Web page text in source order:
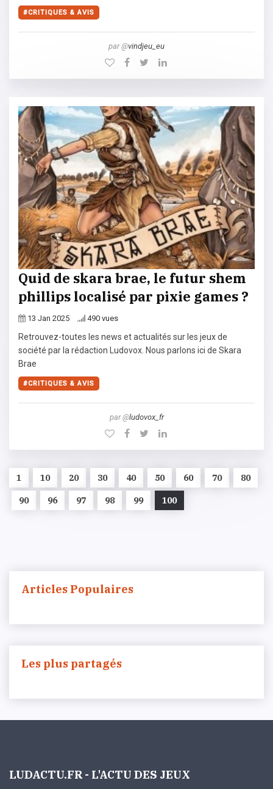
CRITIQUES & AVIS
par @vindjeu_eu
Quid de skara brae, le futur shem
phillips localisé par pixie games ?
13 Jan 2025 490 vues
Retrouvez-toutes les news et actualités sur les jeux de
société par la rédaction Ludovox. Nous parlons ici de Skara
Brae
CRITIQUES & AVIS
par @ludovox_fr
1 10 20 30 40 50 60 70 80
90 96 97 98 99 100
Articles Populaires
Les plus partagés
LUDACTU.FR - L'ACTU DES JEUX